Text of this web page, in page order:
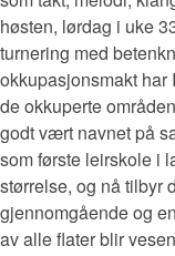
høsten, lørdag i uke
turnering med
okkupasjonsmakt har
de okkuperte
godt vært navnet på
som første leirskole i
størrelse, og nå tilbyr
gjennomgående og
av alle flater blir